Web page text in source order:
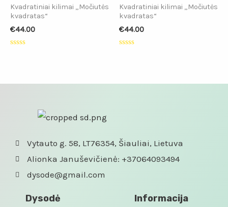
Kvadratiniai kilimai „Močiutės
kvadratas“
€44.00
Kvadratiniai kilimai „Močiutės
kvadratas“
€44.00
Vytauto g. 58, LT76354, Šiauliai, Lietuva
Alionka Januševičienė: +37064093494
dysode@gmail.com
Dysodė Informacija